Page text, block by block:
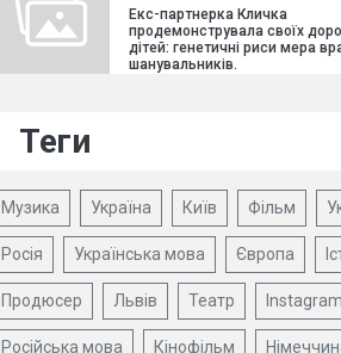
Екс-партнерка Кличка
продемонструвала своїх
дітей: генетичні риси мера
шанувальників.
Теги
Музика Україна Київ Фільм
Росія Українська мова Європа
Продюсер Львів Театр Instagram
Російська мова Кінофільм